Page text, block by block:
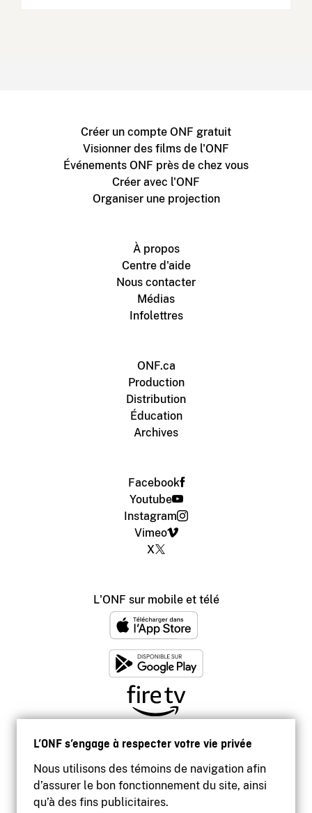
L’ONF s’engage à respecter votre vie privée
Nous utilisons des témoins de navigation afin
d’assurer le bon fonctionnement du site, ainsi
qu’à des fins publicitaires.
Créer un compte ONF gratuit
Visionner des films de l'ONF
Événements ONF près de chez vous
Créer avec l'ONF
Organiser une projection
À propos
Centre d'aide
Nous contacter
Médias
Infolettres
ONF.ca
Production
Distribution
Éducation
Archives
Facebook
Youtube
Instagram
Vimeo
X
L'ONF sur mobile et télé